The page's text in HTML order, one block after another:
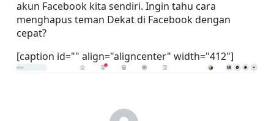
akun Facebook kita sendiri. Ingin tahu cara
menghapus teman Dekat di Facebook dengan
cepat?
[caption id="" align="aligncenter" width="412"]